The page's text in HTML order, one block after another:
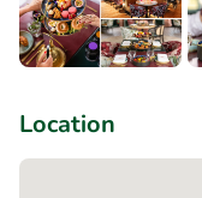
Location